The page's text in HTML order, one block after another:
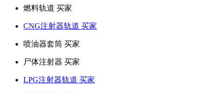
燃料轨道 买家
CNG注射器轨道 买家
喷油器套筒 买家
尸体注射器 买家
LPG注射器轨道 买家